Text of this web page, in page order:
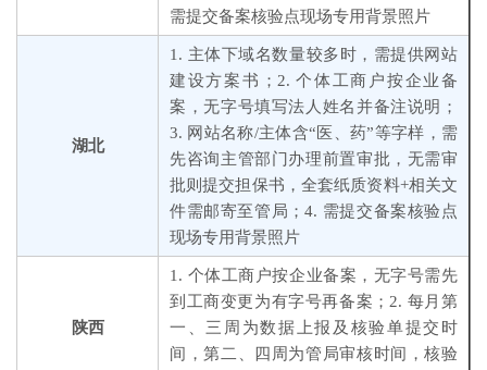
需提交备案核验点现场专用背景照片
湖北
1. 主体下域名数量较多时，需提供网站
建设方案书；2. 个体工商户按企业备
案，无字号填写法人姓名并备注说明；
3. 网站名称/主体含“医、药”等字样，需
先咨询主管部门办理前置审批，无需审
批则提交担保书，全套纸质资料+相关文
件需邮寄至管局；4. 需提交备案核验点
现场专用背景照片
陕西
1. 个体工商户按企业备案，无字号需先
到工商变更为有字号再备案；2. 每月第
一、三周为数据上报及核验单提交时
间，第二、四周为管局审核时间，核验